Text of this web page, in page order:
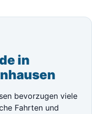
in
bevorzugen viele
Fahrten und